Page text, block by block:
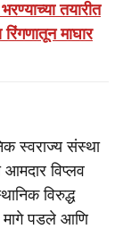
तयारीत
माघार
स्वराज्य संस्था
विप्लव
विरुद्ध
मागे पडले आणि